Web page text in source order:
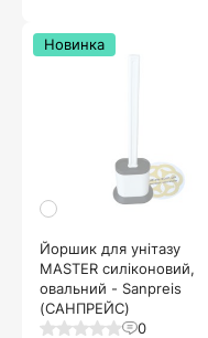
Йоршик для унітазу
MASTER силіконовий,
овальний - Sanpreis
(САНПРЕЙС)
0
Новинка